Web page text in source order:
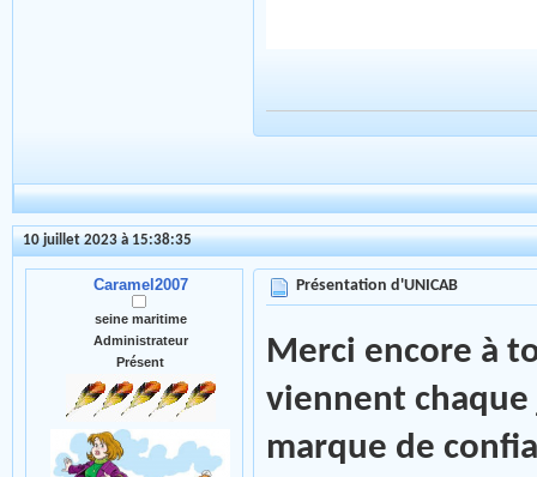
10 juillet 2023 à 15:38:35
Caramel2007
seine maritime
Administrateur
Présent
Présentation d'UNICAB
Merci encore à
viennent chaque
marque de